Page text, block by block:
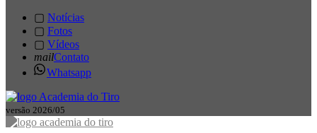
▢ Notícias
▢ Fotos
▢ Vídeos
mailContato
Whatsapp
versão 2026/05